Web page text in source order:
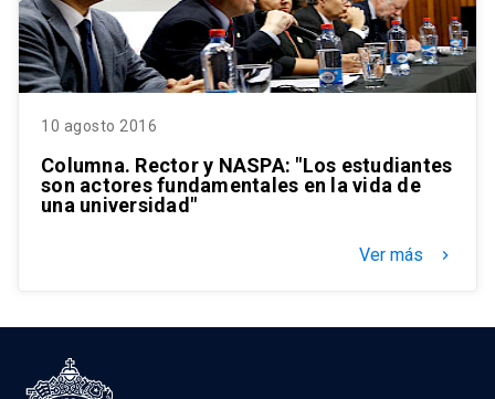
10 agosto 2016
Columna. Rector y NASPA: "Los estudiantes
son actores fundamentales en la vida de
una universidad"
Ver más keyboard_arrow_right